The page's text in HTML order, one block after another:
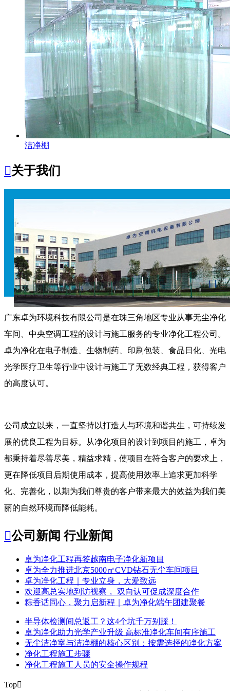
洁净棚
关于我们
广东卓为环境科技有限公司是在珠三角地区专业从事无尘净化
车间、中央空调工程的设计与施工服务的专业净化工程公司。
卓为净化在电子制造、生物制药、印刷包装、食品日化、光电
光学医疗卫生等行业中设计与施工了无数经典工程，获得客户
的高度认可。
公司成立以来，一直坚持以打造人与环境和谐共生，可持续发
展的优良工程为目标。从净化项目的设计到项目的施工，卓为
都秉持着尽善尽美，精益求精，使项目在符合客户的要求上，
更在降低项目后期使用成本，提高使用效率上追求更加科学
化、完善化，以期为我们尊贵的客户带来最大的效益为我们美
丽的自然环境而降低能耗。
公司新闻 行业新闻
​卓为净化工程再签越南电子净化新项目
卓为全力推进北京5000㎡CVD钻石无尘车间项目
卓为净化工程｜专业立身，大爱致远
欢迎高总实地到访视察， 双向认可促成深度合作
粽香话同心，聚力启新程｜卓为净化端午团建聚餐
半导体检测间总返工？这4个坑千万别踩！
卓为净化助力光学产业升级 高标准净化车间有序施工
无尘洁净室与洁净棚的核心区别：按需选择的净化方案
净化工程施工步骤
净化工程施工人员的安全操作规程
Top